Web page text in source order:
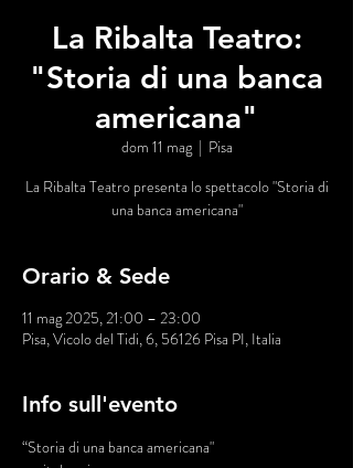
La Ribalta Teatro:
"Storia di una banca
americana"
dom 11 mag
  |
Pisa
La Ribalta Teatro presenta lo spettacolo "Storia di
una banca americana"
Orario & Sede
11 mag 2025, 21:00 – 23:00
Pisa, Vicolo del Tidi, 6, 56126 Pisa PI, Italia
Info sull'evento
“Storia di una banca americana"